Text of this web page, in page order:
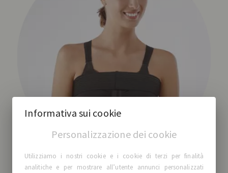
Informativa sui cookie
Personalizzazione dei cookie
Utilizziamo i nostri cookie e i cookie di terzi per finalità
analitiche e per mostrare all’utente annunci personalizzati